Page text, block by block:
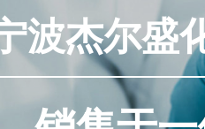
及农药
表面活